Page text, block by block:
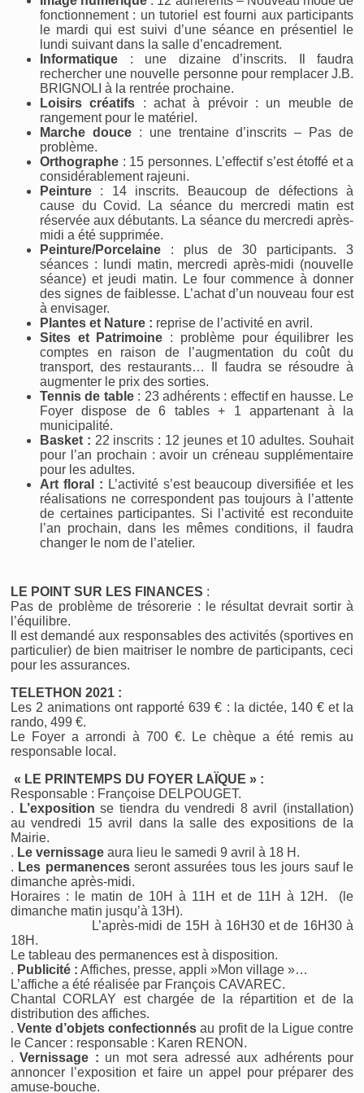
fonctionnement : un tutoriel est fourni aux participants
le mardi qui est suivi d’une séance en présentiel le
lundi suivant dans la salle d’encadrement.
Informatique : une dizaine d’inscrits. Il faudra
rechercher une nouvelle personne pour remplacer J.B.
BRIGNOLI à la rentrée prochaine.
Loisirs créatifs : achat à prévoir : un meuble de
rangement pour le matériel.
Marche douce: une trentaine d’inscrits – Pas de
problème.
Orthographe : 15 personnes. L’effectif s’est étoffé et a
considérablement rajeuni.
Peinture : 14 inscrits. Beaucoup de défections à
cause du Covid. La séance du mercredi matin est
réservée aux débutants. La séance du mercredi après-
midi a été supprimée.
Peinture/Porcelaine : plus de 30 participants. 3
séances : lundi matin, mercredi après-midi (nouvelle
séance) et jeudi matin. Le four commence à donner
des signes de faiblesse. L’achat d’un nouveau four est
à envisager.
Plantes et Nature : reprise de l’activité en avril.
Sites et Patrimoine : problème pour équilibrer les
comptes en raison de l’augmentation du coût du
transport, des restaurants… Il faudra se résoudre à
augmenter le prix des sorties.
Tennis de table : 23 adhérents : effectif en hausse. Le
Foyer dispose de 6 tables + 1 appartenant à la
municipalité.
Basket : 22 inscrits : 12 jeunes et 10 adultes. Souhait
pour l’an prochain : avoir un créneau supplémentaire
pour les adultes.
Art floral : L’activité s’est beaucoup diversifiée et les
réalisations ne correspondent pas toujours à l’attente
de certaines participantes. Si l’activité est reconduite
l’an prochain, dans les mêmes conditions, il faudra
changer le nom de l’atelier.
LE POINT SUR LES FINANCES :
Pas de problème de trésorerie : le résultat devrait sortir à
l’équilibre.
Il est demandé aux responsables des activités (sportives en
particulier) de bien maitriser le nombre de participants, ceci
pour les assurances.
TELETHON 2021 :
Les 2 animations ont rapporté 639 € : la dictée, 140 € et la
rando, 499 €.
Le Foyer a arrondi à 700 €. Le chèque a été remis au
responsable local.
« LE PRINTEMPS DU FOYER LAÏQUE » :
Responsable : Françoise DELPOUGET.
. L’exposition se tiendra du vendredi 8 avril (installation)
au vendredi 15 avril dans la salle des expositions de la
Mairie.
. Le vernissage aura lieu le samedi 9 avril à 18 H.
. Les permanences seront assurées tous les jours sauf le
dimanche après-midi.
Horaires : le matin de 10H à 11H et de 11H à 12H. (le
dimanche matin jusqu’à 13H).
L’après-midi de 15H à 16H30 et de 16H30 à
18H.
Le tableau des permanences est à disposition.
. Publicité : Affiches, presse, appli »Mon village »…
L’affiche a été réalisée par François CAVAREC.
Chantal CORLAY est chargée de la répartition et de la
distribution des affiches.
. Vente d’objets confectionnés au profit de la Ligue contre
le Cancer : responsable : Karen RENON.
.Vernissage : un mot sera adressé aux adhérents pour
annoncer l’exposition et faire un appel pour préparer des
amuse-bouche.